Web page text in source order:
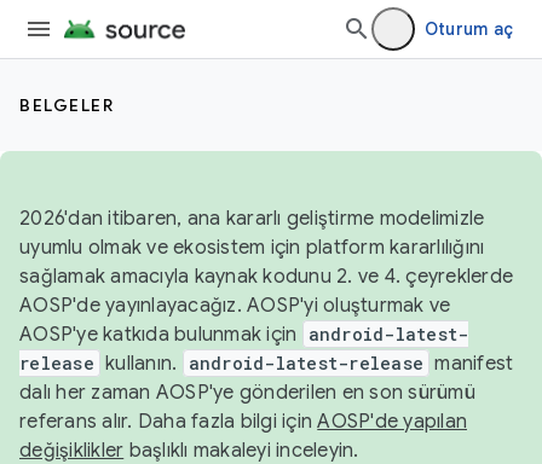
Oturum aç
BELGELER
2026'dan itibaren, ana kararlı geliştirme modelimizle
uyumlu olmak ve ekosistem için platform kararlılığını
sağlamak amacıyla kaynak kodunu 2. ve 4. çeyreklerde
AOSP'de yayınlayacağız. AOSP'yi oluşturmak ve
AOSP'ye katkıda bulunmak için
android-latest-
release kullanın. android-latest-release manifest
dalı her zaman AOSP'ye gönderilen en son sürümü
referans alır. Daha fazla bilgi içinAOSP'de yapılan
değişiklikler başlıklı makaleyi inceleyin.